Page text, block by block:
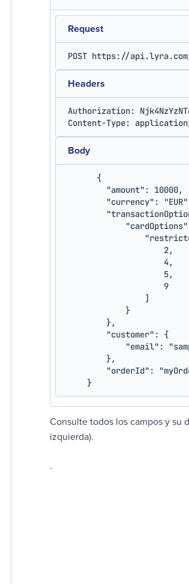
Request
POST https://api.lyra.com/
Headers
Authorization:
Content-Type:
Body
{
"amount" : 10000,
"currency" : "EUR"
"cardOptions"
2,
4 ,
5,
9
]
}
},
"customer" :
{
"email" :
},
"orderId" :
}
Consulte todos los campos y su
izquierda).
.